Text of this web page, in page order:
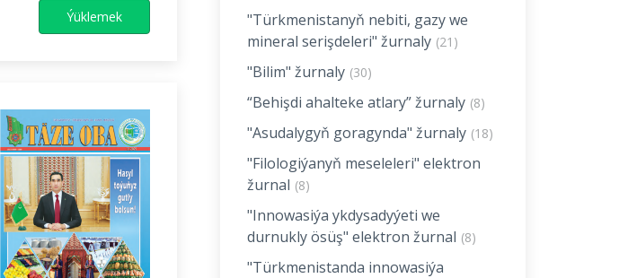
Ýüklemek
"Türkmenistanyň nebiti, gazy we
mineral serişdeleri" žurnaly (21)
"Bilim" žurnaly (30)
“Behişdi ahalteke atlary” žurnaly (8)
"Asudalygyň goragynda" žurnaly (18)
"Filologiýanyň meseleleri" elektron
žurnal (8)
"Innowasiýa ykdysadyýeti we
durnukly ösüş" elektron žurnal (8)
"Türkmenistanda innowasiýa